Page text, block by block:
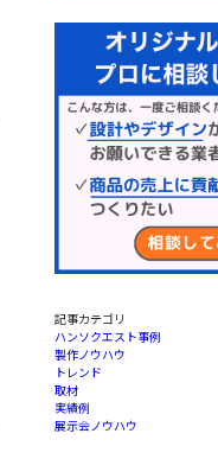
記事カテゴリ
ハンソクエスト事例
製作ノウハウ
トレンド
取材
実績例
展示会ノウハウ